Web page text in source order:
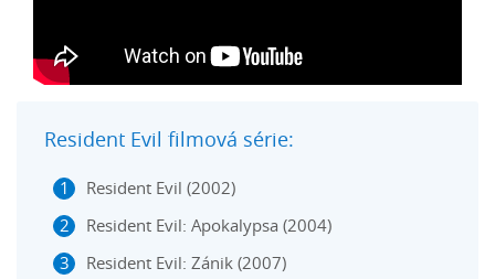
Resident Evil filmová série:
Resident Evil (2002)
Resident Evil: Apokalypsa (2004)
Resident Evil: Zánik (2007)